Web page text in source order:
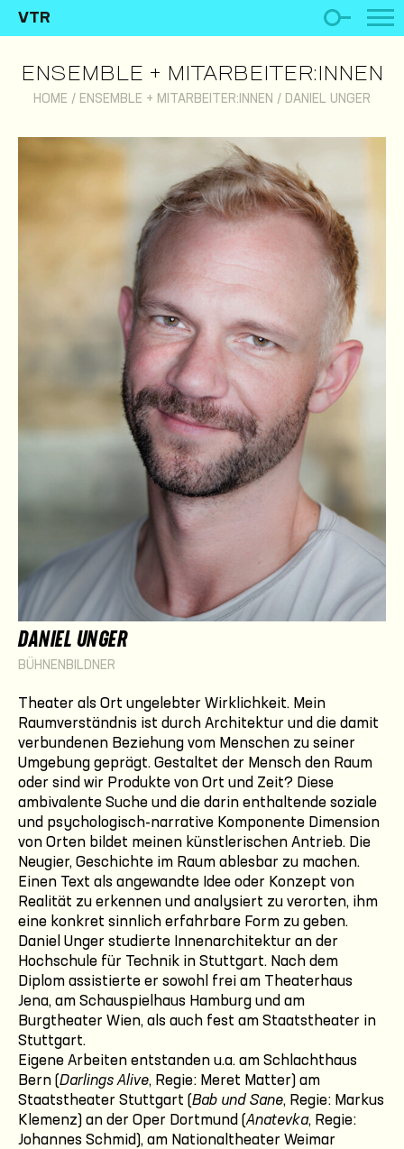
VTR
ENSEMBLE + MITARBEITER:INNEN
HOME / ENSEMBLE + MITARBEITER:INNEN / DANIEL UNGER
DANIEL UNGER
BÜHNENBILDNER
Theater als Ort ungelebter Wirklichkeit. Mein
Raumverständnis ist durch Architektur und die damit
verbundenen Beziehung vom Menschen zu seiner
Umgebung geprägt. Gestaltet der Mensch den Raum
oder sind wir Produkte von Ort und Zeit? Diese
ambivalente Suche und die darin enthaltende soziale
und psychologisch-narrative Komponente Dimension
von Orten bildet meinen künstlerischen Antrieb. Die
Neugier, Geschichte im Raum ablesbar zu machen.
Einen Text als angewandte Idee oder Konzept von
Realität zu erkennen und analysiert zu verorten, ihm
eine konkret sinnlich erfahrbare Form zu geben.
Daniel Unger studierte Innenarchitektur an der
Hochschule für Technik in Stuttgart. Nach dem
Diplom assistierte er sowohl frei am Theaterhaus
Jena, am Schauspielhaus Hamburg und am
Burgtheater Wien, als auch fest am Staatstheater in
Stuttgart.
Eigene Arbeiten entstanden u.a. am Schlachthaus
Bern (Darlings Alive, Regie: Meret Matter) am
Staatstheater Stuttgart (Bab und Sane, Regie: Markus
Klemenz) an der Oper Dortmund (Anatevka, Regie:
Johannes Schmid), am Nationaltheater Weimar